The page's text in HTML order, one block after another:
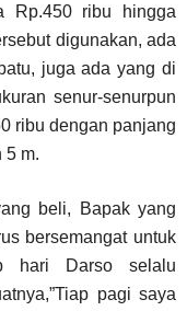
Rp.450 ribu hingga
digunakan, ada
juga ada yang di
senur-senurpun
ribu dengan panjang
5 m.
beli, Bapak yang
bersemangat untuk
hari Darso selalu
pagi saya